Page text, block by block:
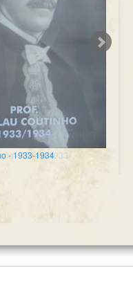
- 1933-1934